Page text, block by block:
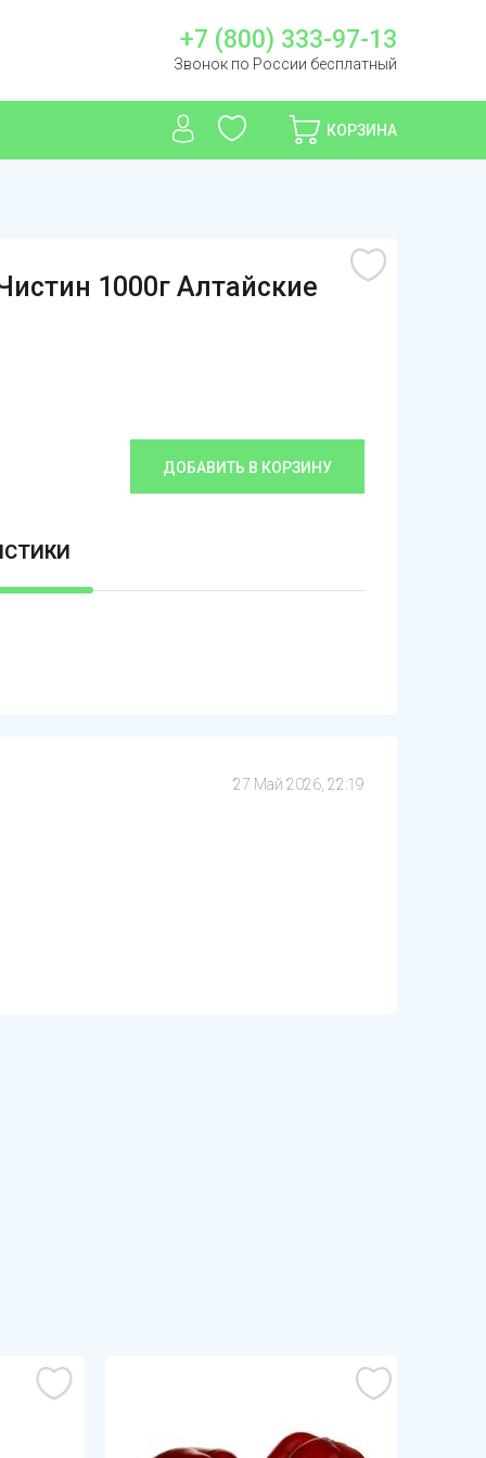
+7 (800) 333-97-13
Звонок по России бесплатный
КОРЗИНА
1000г Алтайские
ДОБАВИТЬ В КОРЗИНУ
27 Май 2026, 22:19